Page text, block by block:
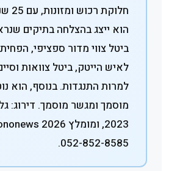
הוא ייצג בהצלחה בתיקים
ביטל צווי מדור ספציפי,
לאיש הייטק, ביטל צוואות
למרות התנגדות. בנוסף, הוא
052-852-8585.